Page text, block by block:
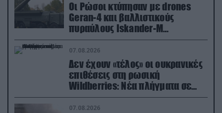
Οι Ρώσοι κτύπησαν με drones
Geran-4 και βαλλιστικούς
πυραύλους Iskander-M
ουκρανικό τρένο με στρατιωτικό
εξοπλισμό
07.08.2026
Δεν έχουν «τέλος» οι ουκρανικές
επιθέσεις στη ρωσική
Wildberries: Νέα πλήγματα σε
εγκαταστάσεις στα Ουράλια
07.08.2026